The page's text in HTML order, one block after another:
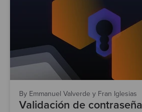
By Emmanuel Valverde y Fran Iglesias
Validación de contraseña